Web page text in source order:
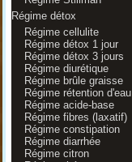
Régime détox
Régime cellulite
Régime détox 1 jour
Régime détox 3 jours
Régime diurétique
Régime brûle graisse
Régime rétention d'eau
Régime acide-base
Régime fibres (laxatif)
Régime constipation
Régime diarrhée
Régime citron